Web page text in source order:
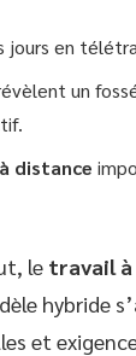
jours en
un
distance
le travail
hybride
et